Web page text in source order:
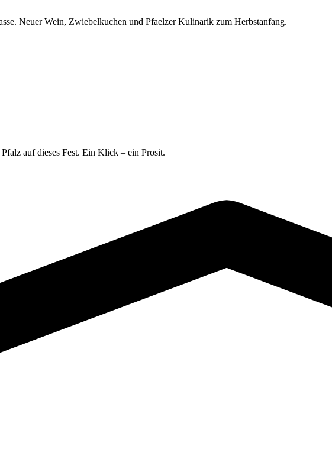
Neuer Wein, Zwiebelkuchen und Pfaelzer Kulinarik zum Herbstanfang.
auf dieses Fest. Ein Klick – ein Prosit.